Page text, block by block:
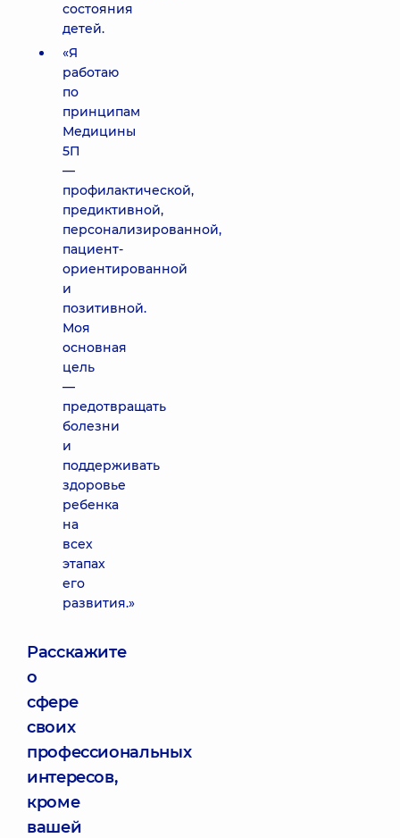
состояния
детей.
«Я
работаю
по
принципам
Медицины
5П
—
профилактической,
предиктивной,
персонализированной,
пациент-
ориентированной
и
позитивной.
Моя
основная
цель
—
предотвращать
болезни
и
поддерживать
здоровье
ребенка
на
всех
этапах
его
развития.»
Расскажите
о
сфере
своих
профессиональных
интересов,
кроме
вашей